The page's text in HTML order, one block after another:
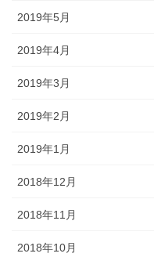
2019年5月
2019年4月
2019年3月
2019年2月
2019年1月
2018年12月
2018年11月
2018年10月